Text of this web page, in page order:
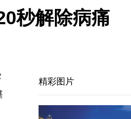
秒解除病痛
精彩图片